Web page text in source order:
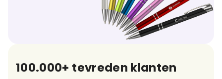
100.000+ tevreden klanten